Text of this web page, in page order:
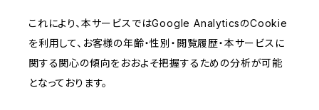
これにより、本サービスではGoogle AnalyticsのCookie
を利用して、お客様の年齢・性別・閲覧履歴・本サービスに
関する関心の傾向をおおよそ把握するための分析が可能
となっております。